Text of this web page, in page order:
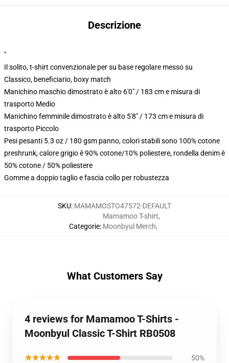
Descrizione
"
Il solito, t-shirt convenzionale per su base regolare messo su
Classico, beneficiario, boxy match
Manichino maschio dimostrato è alto 6'0" / 183 cm e misura di
trasporto Medio
Manichino femminile dimostrato è alto 5'8" / 173 cm e misura di
trasporto Piccolo
Pesi pesanti 5.3 oz / 180 gsm panno, colori stabili sono 100% cotone
preshrunk, calore grigio è 90% cotone/10% poliestere, rondella denim è
50% cotone / 50% poliestere
Gomme a doppio taglio e fascia collo per robustezza
SKU: MAMAMOSTO47572-DEFAULT
Categorie:
Mamamoo T-shirt,
Moonbyul Merch,
What Customers Say
4 reviews for Mamamoo T-Shirts -
Moonbyul Classic T-Shirt RB0508
★★★★★ 50%